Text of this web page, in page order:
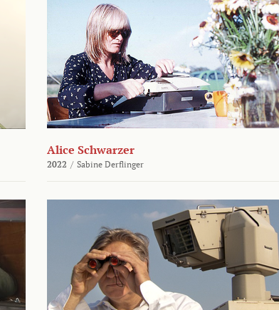
Alice Schwarzer
2022 / Sabine Derflinger